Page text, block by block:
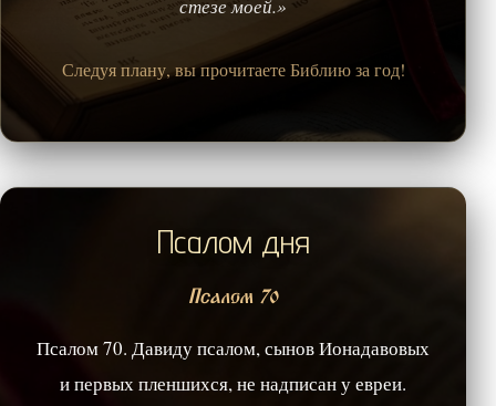
стезе моей.»
Следуя плану, вы прочитаете Библию за год!
Псалом дня
Псалом 70
Псалом 70. Давиду псалом, сынов Ионадавовых
и первых пленшихся, не надписан у евреи.